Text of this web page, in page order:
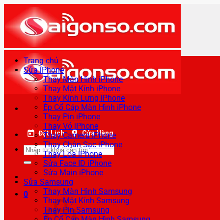
qua
nội
dung
Đặt Lịch Cửa Hàng
Tìm
kiếm:
0
Trang chủ
Sửa iPhone
Thay Màn Hình iPhone
Thay Mặt Kính iPhone
Thay Kính Lưng iPhone
Ép Cổ Cáp Màn Hình iPhone
Thay Pin iPhone
Thay Vỏ iPhone
Thay Camera iPhone
Thay Chân Sạc iPhone
Thay Loa iPhone
Sửa Face ID iPhone
Sửa Main iPhone
Sửa Samsung
Thay Màn Hình Samsung
Thay Mặt Kính Samsung
Thay Pin Samsung